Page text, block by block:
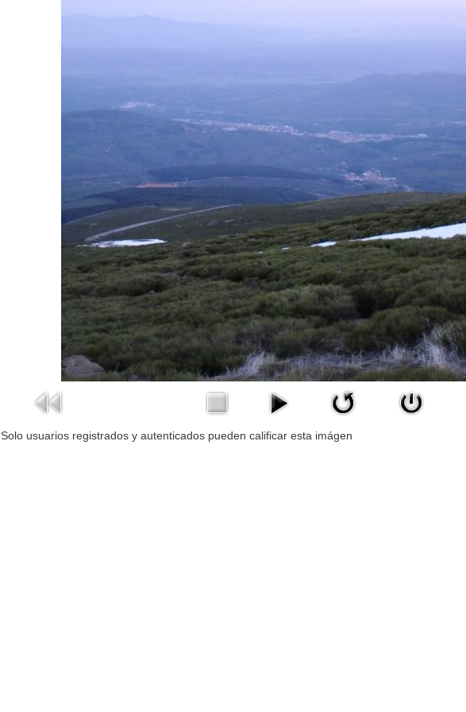
Solo usuarios registrados y autenticados pueden calificar esta imágen